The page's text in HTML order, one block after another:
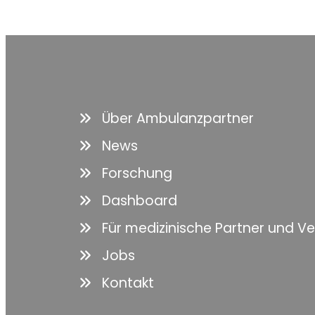
Über Ambulanzpartner
News
Forschung
Dashboard
Für medizinische Partner und
Jobs
Kontakt